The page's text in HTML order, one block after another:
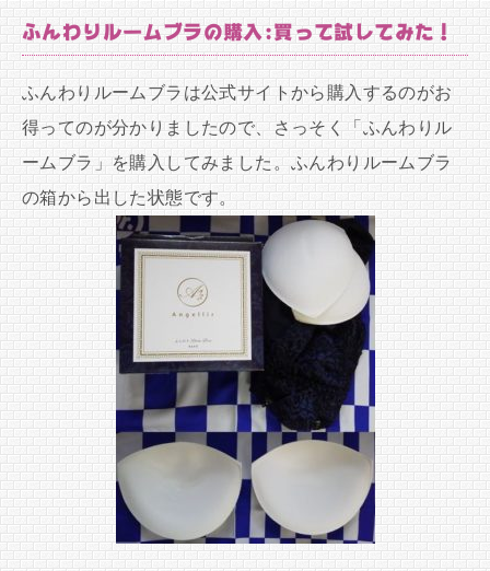
ふんわりルームブラの購入:買って試してみた！
ふんわりルームブラは公式サイトから購入するのがお
得ってのが分かりましたので、さっそく「ふんわりル
ームブラ」を購入してみました。ふんわりルームブラ
の箱から出した状態です。